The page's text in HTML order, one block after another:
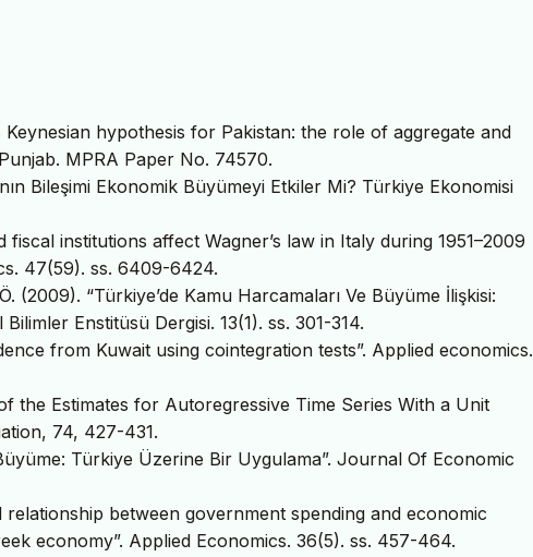
hypothesis for Pakistan: the role of aggregate and
MPRA Paper No. 74570.
Bileşimi Ekonomik Büyümeyi Etkiler Mi? Türkiye Ekonomisi
fiscal institutions affect Wagner’s law in Italy during 1951–2009
47(59). ss. 6409-6424.
“Türkiye’de Kamu Harcamaları Ve Büyüme İlişkisi:
Bilimler Enstitüsü Dergisi. 13(1). ss. 301-314.
from Kuwait using cointegration tests”. Applied economics.
the Estimates for Autoregressive Time Series With a Unit
74, 427-431.
Türkiye Üzerine Bir Uygulama”. Journal Of Economic
between government spending and economic
economy”. Applied Economics. 36(5). ss. 457-464.